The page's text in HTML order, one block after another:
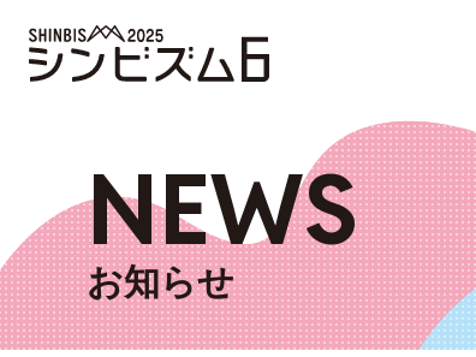
NEWS
お知らせ